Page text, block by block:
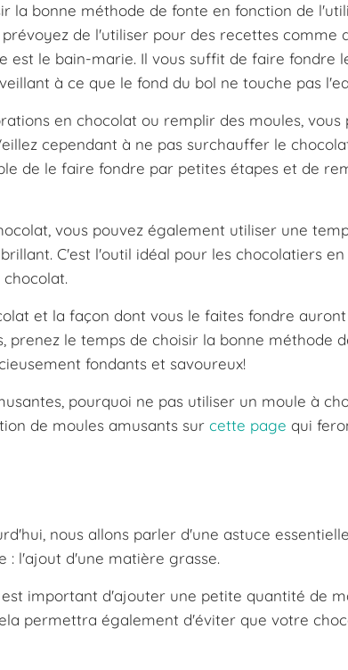
la bonne méthode de fonte en fonction de
de l'utiliser pour des recettes comme
est le bain-marie. Il vous suffit de faire fondre
à ce que le fond du bol ne touche pas
en chocolat ou remplir des moules, vous
cependant à ne pas surchauffer le
de le faire fondre par petites étapes et de
vous pouvez également utiliser une
C'est l'outil idéal pour les chocolatiers
et la façon dont vous le faites fondre
prenez le temps de choisir la bonne méthode
fondants et savoureux!
pourquoi ne pas utiliser un moule à
de moules amusants sur cette page qui
nous allons parler d'une astuce
l'ajout d'une matière grasse.
important d'ajouter une petite quantité de
permettra également d'éviter que votre